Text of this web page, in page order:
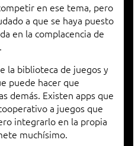
en ese tema, pero
a que se haya puesto
en la complacencia de
la biblioteca de juegos y
puede hacer que
demás. Existen apps que
a juegos que
integrarlo en la propia
muchísimo.